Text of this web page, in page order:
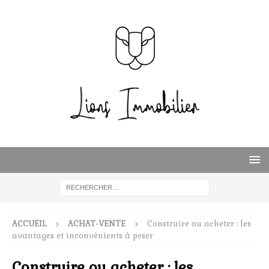
ACCUEIL ACHAT-VENTE
Construire ou acheter : les
avantages et inconvénients à peser